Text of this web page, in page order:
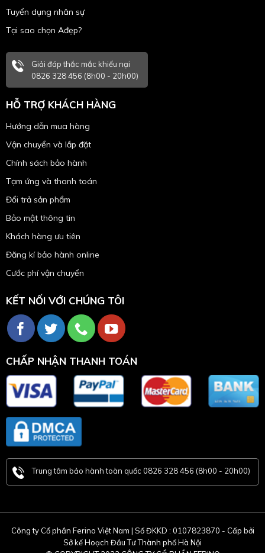
Tuyển dụng nhân sự
Tại sao chọn Ađẹp?
Giải đáp thắc mắc khiếu nại
0826 328 456 (8h00 - 20h00)
HỖ TRỢ KHÁCH HÀNG
Hướng dẫn mua hàng
Vận chuyển và lắp đặt
Chính sách bảo hành
Tạm ứng và thanh toán
Đổi trả sản phẩm
Bảo mật thông tin
Khách hàng ưu tiên
Đăng kí bảo hành online
Cước phí vận chuyển
KẾT NỐI VỚI CHÚNG TÔI
CHẤP NHẬN THANH TOÁN
Trung tâm bảo hành toàn quốc 0826 328 456 (8h00 - 20h00)
Công ty Cổ phần Ferino Việt Nam | Số ĐKKD : 0107823870 - Cấp bởi
Sở kế Hoạch Đầu Tư Thành phố Hà Nội